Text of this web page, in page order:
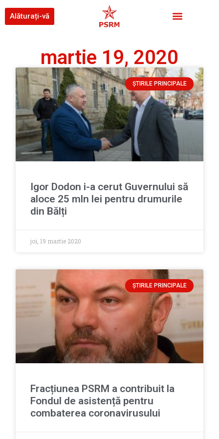
Alăturați-vă
martie 19, 2020
ȘTIRILE PRINCIPALE
Igor Dodon i-a cerut Guvernului să
aloce 25 mln lei pentru drumurile
din Bălți
joi, 19 martie 2020
ȘTIRILE PRINCIPALE
Fracțiunea PSRM a contribuit la
Fondul de asistență pentru
combaterea coronavirusului